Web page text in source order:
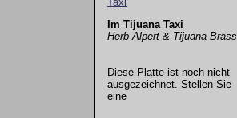
Im Tijuana Taxi
Herb Alpert & Tijuana Brass
Diese Platte ist noch nicht
ausgezeichnet. Stellen Sie
eine